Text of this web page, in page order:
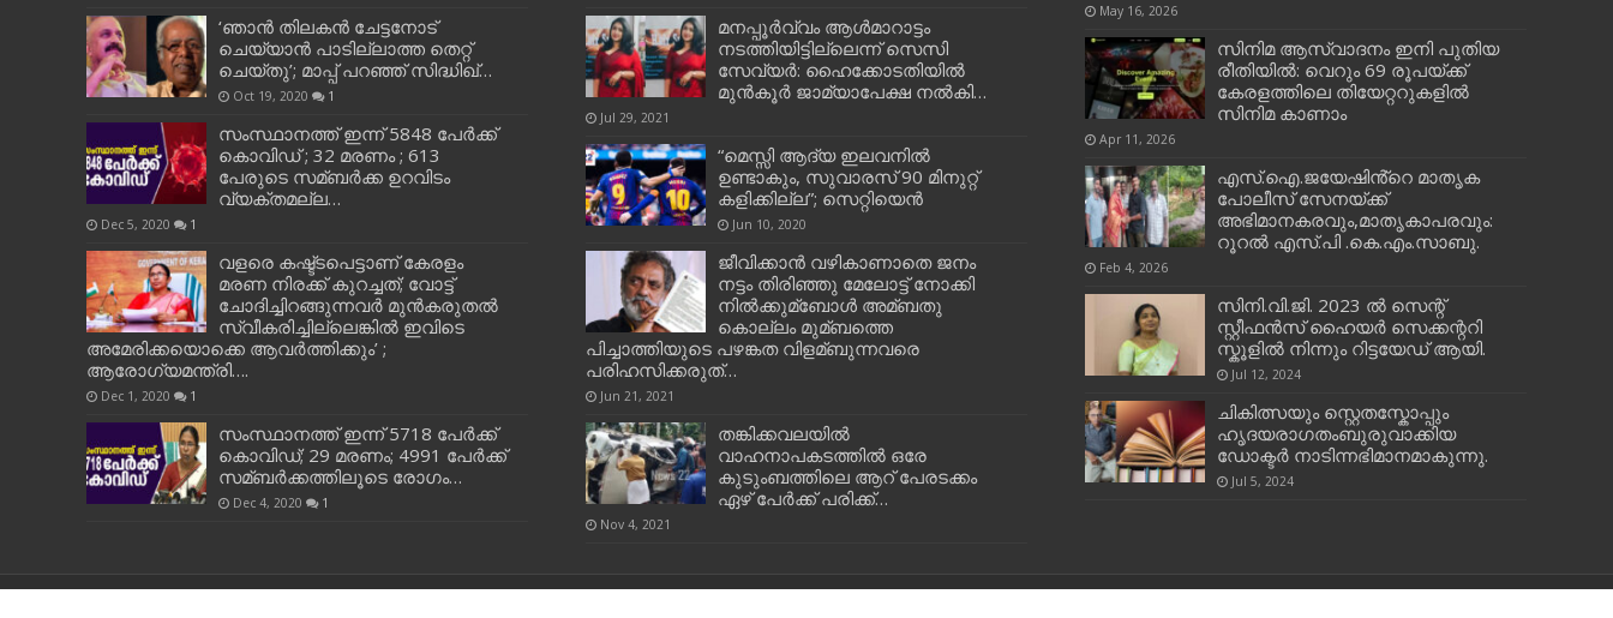
‘ഞാന്‍ തിലകന്‍ ചേട്ടനോട്
ചെയ്യാന്‍ പാടില്ലാത്ത തെറ്റ്
ചെയ്തു’; മാപ്പ് പറഞ്ഞ് സിദ്ധിഖ്…
Oct 19, 2020 1
സംസ്ഥാനത്ത് ഇന്ന് 5848 പേര്‍ക്ക്
കൊവി‌ഡ് ; 32 മരണം ; 613
പേരുടെ സമ്ബര്‍ക്ക ഉറവിടം
വ്യക്തമല്ല…
Dec 5, 2020 1
വളരെ കഷ്ട്ടപെട്ടാണ് കേരളം
മരണ നിരക്ക് കുറച്ചത്; വോട്ട്
ചോദിച്ചിറങ്ങുന്നവർ മുൻകരുതൽ
സ്വീകരിച്ചില്ലെങ്കിൽ ഇവിടെ
അമേരിക്കയൊക്കെ ആവർത്തിക്കും’ ;
ആരോഗ്യമന്ത്രി….
Dec 1, 2020 1
സംസ്ഥാനത്ത് ഇന്ന് 5718 പേര്‍ക്ക്
കൊവിഡ്; 29 മരണം; 4991 പേര്‍ക്ക്
സമ്ബര്‍ക്കത്തിലൂടെ രോഗം…
Dec 4, 2020 1
മനപ്പൂർവ്വം ആൾമാറാട്ടം
നടത്തിയിട്ടില്ലെന്ന് സെസി
സേവ്യര്‍: ഹൈക്കോടതിയിൽ
മുൻകൂർ ജാമ്യാപേക്ഷ നൽകി…
Jul 29, 2021
“മെസ്സി ആദ്യ ഇലവനിൽ
ഉണ്ടാകും, സുവാരസ് 90 മിനുറ്റ്
കളിക്കില്ല”; സെറ്റിയെൻ
Jun 10, 2020
ജീവിക്കാന്‍ വഴികാണാതെ ജനം
നട്ടം തിരിഞ്ഞു മേലോട്ട് നോക്കി
നില്‍ക്കുമ്ബോള്‍ അമ്ബതു
കൊല്ലം മുമ്ബത്തെ
പിച്ചാത്തിയുടെ പഴങ്കത വിളമ്ബുന്നവരെ
പരിഹസിക്കരുത്…
Jun 21, 2021
തങ്കിക്കവലയിൽ
വാഹനാപകടത്തിൽ ഒരേ
കുടുംബത്തിലെ ആറ് പേരടക്കം
ഏഴ് പേർക്ക് പരിക്ക്…
Nov 4, 2021
May 16, 2026
സിനിമ ആസ്വാദനം ഇനി പുതിയ
രീതിയിൽ: വെറും 69 രൂപയ്ക്ക്
കേരളത്തിലെ തിയേറ്ററുകളിൽ
സിനിമ കാണാം
Apr 11, 2026
എസ്.ഐ.ജയേഷിൻ്റെ മാതൃക
പോലീസ് സേനയ്ക്ക്
അഭിമാനകരവും,മാതൃകാപരവും:
റൂറൽ എസ്.പി .കെ.എം.സാബു.
Feb 4, 2026
സിനി.വി.ജി. 2023 ൽ സെന്റ്
സ്റ്റീഫൻസ് ഹൈയർ സെക്കന്ററി
സ്കൂളിൽ നിന്നും റിട്ടയേഡ് ആയി.
Jul 12, 2024
ചികിത്സയും സ്റ്റെതസ്കോപ്പും
ഹൃദയരാഗതംബുരുവാക്കിയ
ഡോക്ടർ നാടിന്നഭിമാനമാകുന്നു.
Jul 5, 2024